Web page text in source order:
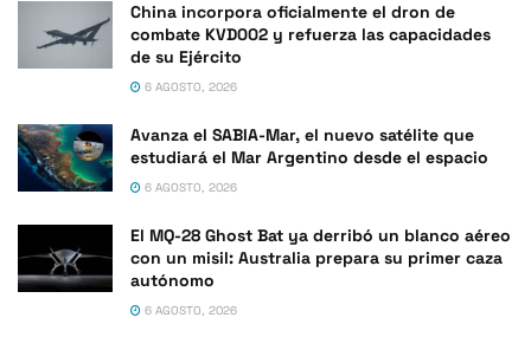
China incorpora oficialmente el dron de
combate KVD002 y refuerza las capacidades
de su Ejército
6 AGOSTO, 2026
Avanza el SABIA-Mar, el nuevo satélite que
estudiará el Mar Argentino desde el espacio
6 AGOSTO, 2026
El MQ-28 Ghost Bat ya derribó un blanco aéreo
con un misil: Australia prepara su primer caza
autónomo
6 AGOSTO, 2026